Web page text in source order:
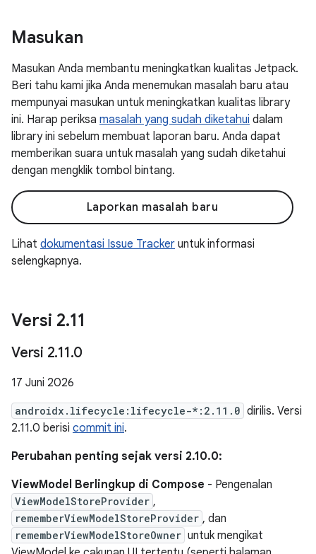
Masukan
Masukan Anda membantu meningkatkan kualitas Jetpack.
Beri tahu kami jika Anda menemukan masalah baru atau
mempunyai masukan untuk meningkatkan kualitas library
ini. Harap periksa masalah yang sudah diketahui dalam
library ini sebelum membuat laporan baru. Anda dapat
memberikan suara untuk masalah yang sudah diketahui
dengan mengklik tombol bintang.
Laporkan masalah baru
Lihat dokumentasi Issue Tracker untuk informasi
selengkapnya.
Versi 2.11
Versi 2.11.0
17 Juni 2026
androidx.lifecycle:lifecycle-*:2.11.0 dirilis. Versi
2.11.0 berisi commit ini.
Perubahan penting sejak versi 2.10.0:
ViewModel Berlingkup di Compose - Pengenalan
ViewModelStoreProvider ,
rememberViewModelStoreProvider , dan
rememberViewModelStoreOwner untuk mengikat